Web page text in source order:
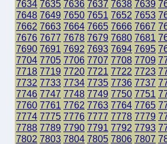
7634 7635 7636 7637 7638 7639
7648 7649 7650 7651 7652 7653
7662 7663 7664 7665 7666 7667
7676 7677 7678 7679 7680 7681
7690 7691 7692 7693 7694 7695
7704 7705 7706 7707 7708 7709
7718 7719 7720 7721 7722 7723
7732 7733 7734 7735 7736 7737
7746 7747 7748 7749 7750 7751
7760 7761 7762 7763 7764 7765
7774 7775 7776 7777 7778 7779
7788 7789 7790 7791 7792 7793
7802 7803 7804 7805 7806 7807